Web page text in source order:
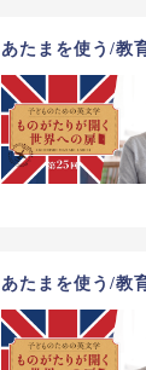
あたまを使う/教
あたまを使う/教